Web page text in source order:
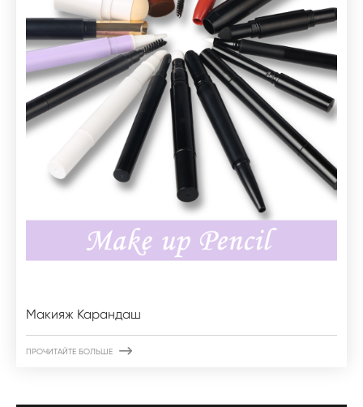
Макияж Карандаш
ПРОЧИТАЙТЕ БОЛЬШЕ 